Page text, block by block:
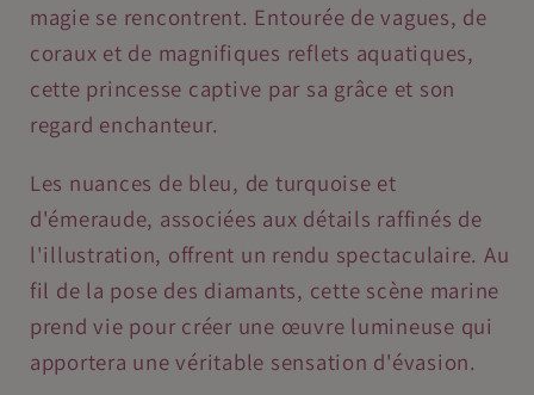
magie se rencontrent. Entourée de vagues, de
coraux et de magnifiques reflets aquatiques,
cette princesse captive par sa grâce et son
regard enchanteur.
Les nuances de bleu, de turquoise et
d'émeraude, associées aux détails raffinés de
l'illustration, offrent un rendu spectaculaire. Au
fil de la pose des diamants, cette scène marine
prend vie pour créer une œuvre lumineuse qui
apportera une véritable sensation d'évasion.